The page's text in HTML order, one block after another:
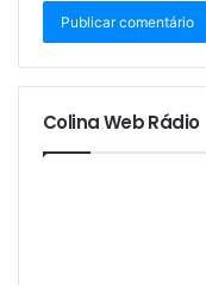
Colina Web Rádio